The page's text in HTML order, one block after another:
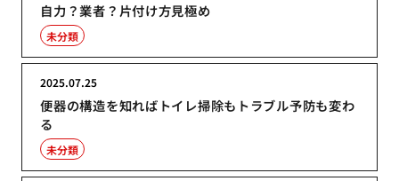
自力？業者？片付け方見極め
未分類
便器の構造を知ればトイレ掃除もトラブル予防も変わ
る
2025.07.25
未分類